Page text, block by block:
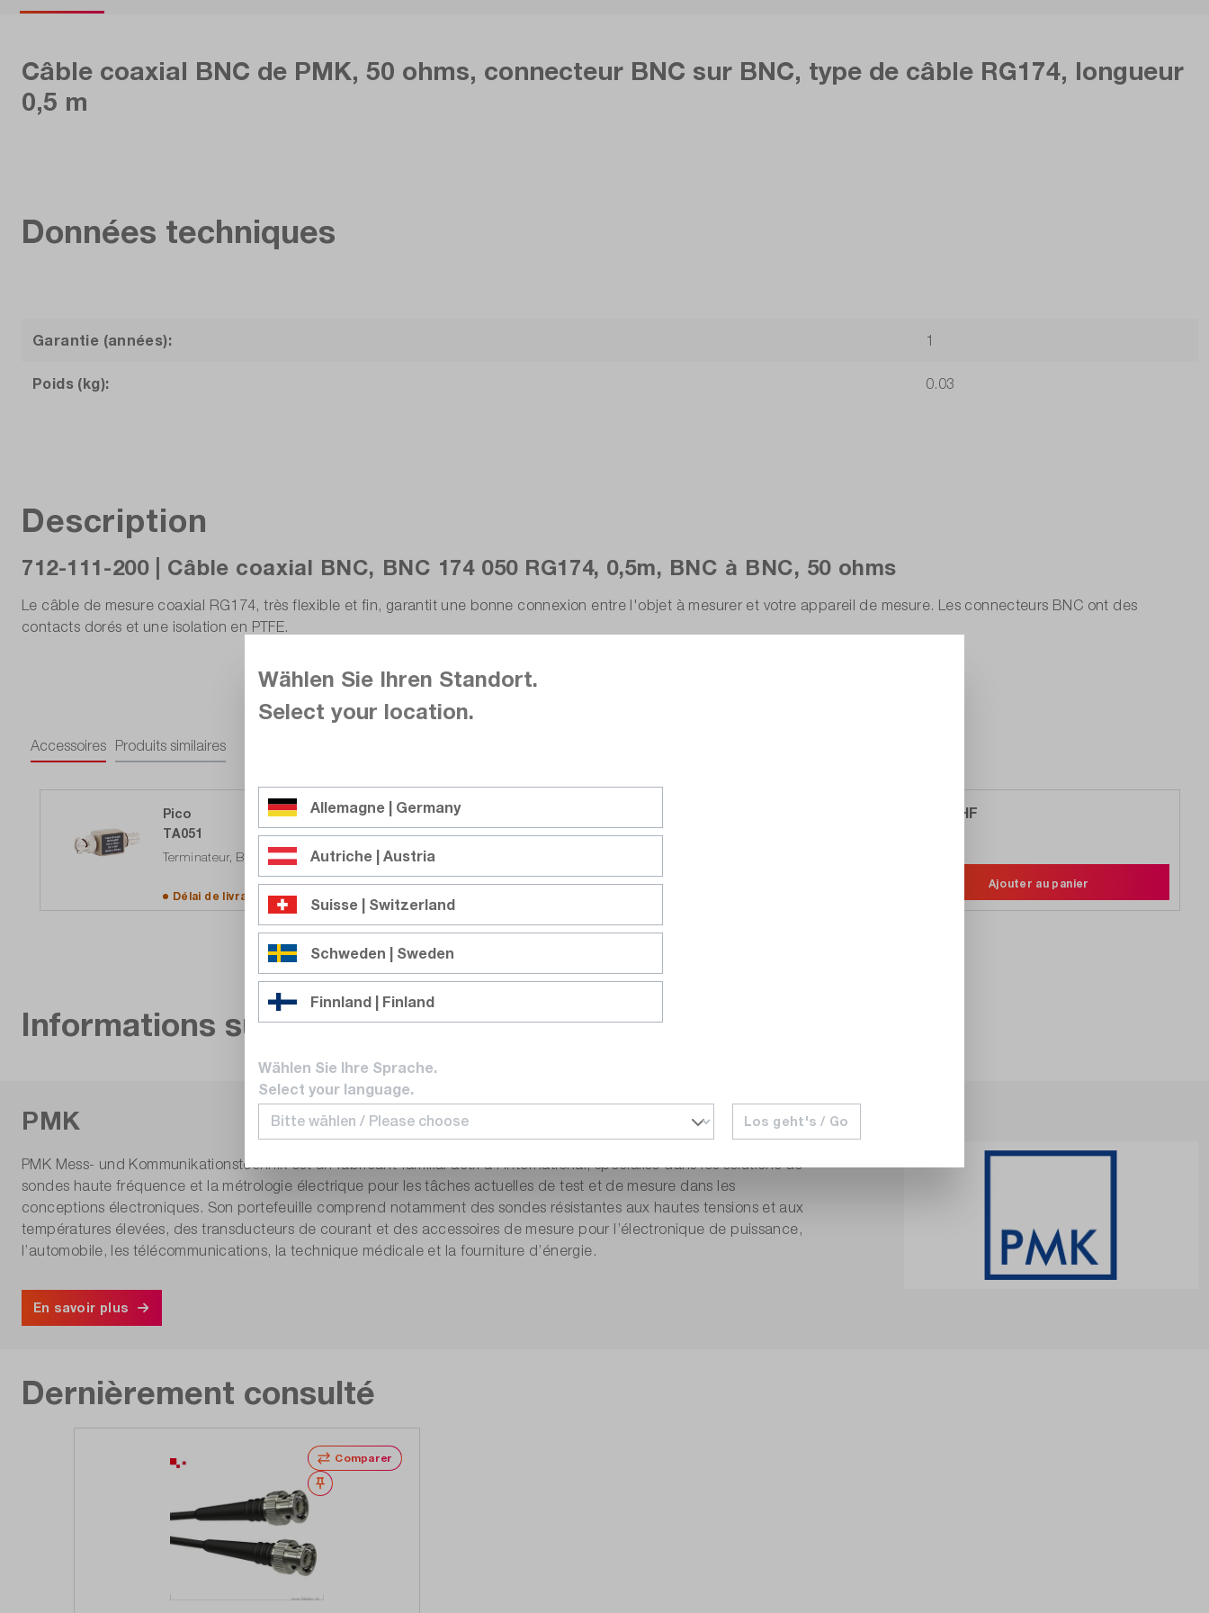
Câble coaxial BNC de PMK, 50 ohms, connecteur BNC sur BNC, type de câble RG174, longueur
0,5 m
Données techniques
Garantie (années): 1
Poids (kg): 0.03
Description
712-111-200 | Câble coaxial BNC, BNC 174 050 RG174, 0,5m, BNC à BNC, 50 ohms
Le câble de mesure coaxial RG174, très flexible et fin, garantit une bonne connexion entre l'objet à mesurer et votre appareil de mesure. Les connecteurs BNC ont des
contacts dorés et une isolation en PTFE.
Accessoires Produits similaires
Pico
TA051
Terminateur, BNC mâle-femelle Feedthrough, 50 ohms à 1 MOhm, 1W, 1GHz
Délai de livraison surdemande
19,00 CHF
Ajouter au panier
Informations sur le fabricant
PMK
PMK Mess- und Kommunikationstechnik est un fabricant familial actif à l’international, spécialisé dans les solutions de
sondes haute fréquence et la métrologie électrique pour les tâches actuelles de test et de mesure dans les
conceptions électroniques. Son portefeuille comprend notamment des sondes résistantes aux hautes tensions et aux
températures élevées, des transducteurs de courant et des accessoires de mesure pour l’électronique de puissance,
l’automobile, les télécommunications, la technique médicale et la fourniture d’énergie.
En savoir plus
Dernièrement consulté
Comparer
Noter
Wählen Sie Ihren Standort.
Select your location.
Allemagne | Germany
Autriche | Austria
Suisse | Switzerland
Schweden | Sweden
Finnland | Finland
Wählen Sie Ihre Sprache.
Select your language.
Los geht's / Go